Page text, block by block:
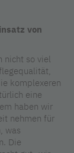
von
nicht so viel
komplexeren
eine
haben wir
nehmen für
was
Die